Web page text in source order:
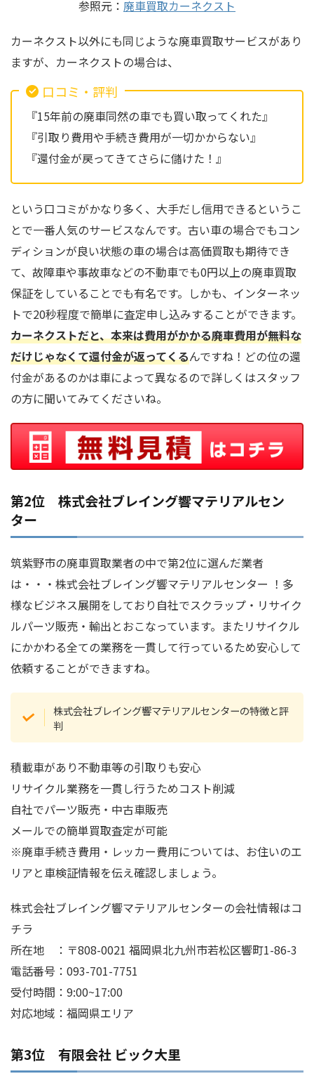
参照元： 廃車買取カーネクスト
カーネクスト以外にも同じような廃車買取サービスがあり
ますが、カーネクストの場合は、
口コミ・評判
『15年前の廃車同然の車でも買い取ってくれた』
『引取り費用や手続き費用が一切かからない』
『還付金が戻ってきてさらに儲けた！』
という口コミがかなり多く、大手だし信用できるというこ
とで一番人気のサービスなんです。古い車の場合でもコン
ディションが良い状態の車の場合は高価買取も期待でき
て、故障車や事故車などの不動車でも0円以上の廃車買取
保証をしていることでも有名です。しかも、インターネッ
トで20秒程度で簡単に査定申し込みすることができます。
カーネクストだと、本来は費用がかかる廃車費用が無料な
だけじゃなくて還付金が返ってくるんですね！どの位の還
付金があるのかは車によって異なるので詳しくはスタッフ
の方に聞いてみてくださいね。
第2位 株式会社ブレイング響マテリアルセン
ター
筑紫野市の廃車買取業者の中で第2位に選んだ業者
は・・・株式会社ブレイング響マテリアルセンター ！多
様なビジネス展開をしており自社でスクラップ・リサイク
ルパーツ販売・輸出とおこなっています。またリサイクル
にかかわる全ての業務を一貫して行っているため安心して
依頼することができますね。
株式会社ブレイング響マテリアルセンターの特徴と評
判
積載車があり不動車等の引取りも安心
リサイクル業務を一貫し行うためコスト削減
自社でパーツ販売・中古車販売
メールでの簡単買取査定が可能
※廃車手続き費用・レッカー費用については、お住いのエ
リアと車検証情報を伝え確認しましょう。
株式会社ブレイング響マテリアルセンターの会社情報はコ
チラ
所在地 ：〒808-0021 福岡県北九州市若松区響町1-86-3
電話番号：093-701-7751
受付時間：9:00~17:00
対応地域：福岡県エリア
第3位 有限会社 ビック大里